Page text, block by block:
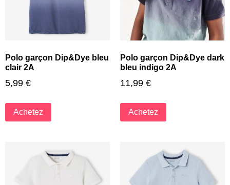
Polo garçon Dip&Dye bleu
clair 2A
5,99 €
Achetez
Polo garçon Dip&Dye dark
bleu indigo 2A
11,99 €
Achetez